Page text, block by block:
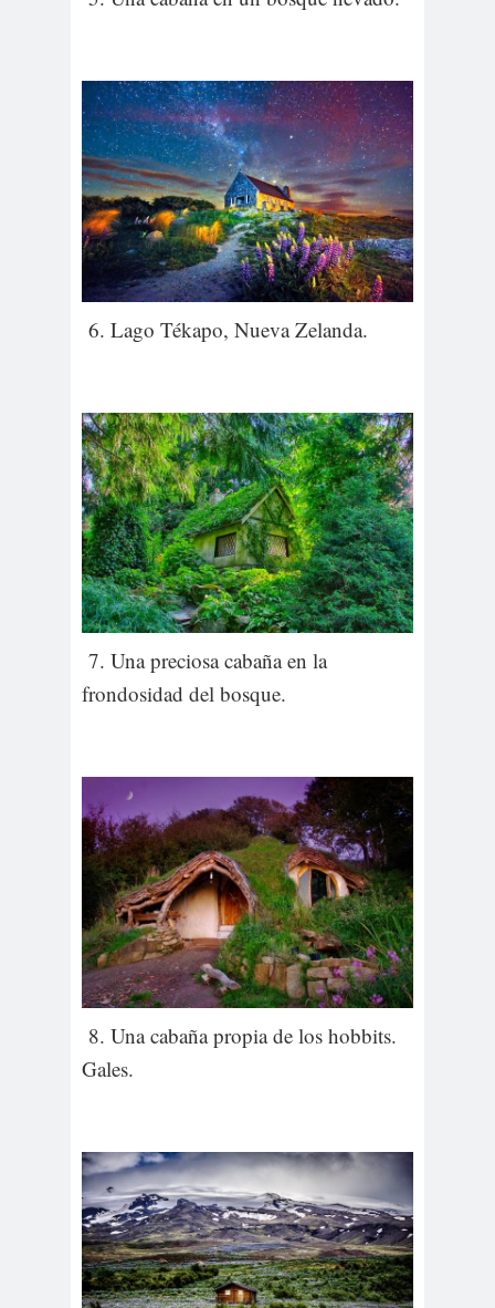
6. Lago Tékapo, Nueva Zelanda.
7. Una preciosa cabaña en la
frondosidad del bosque.
8. Una cabaña propia de los hobbits.
Gales.